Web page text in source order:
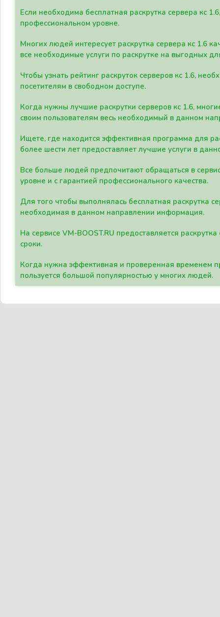
Если необходима бесплатная раскрутка сервера кс
профессиональном уровне.
Многих людей интересует раскрутка сервера кс 1.6
все необходимые услуги по раскрутке на выгодных
Чтобы узнать рейтинг раскруток серверов кс 1.6,
посетителям в свободном доступе.
Когда нужны лучшие раскрутки серверов кс 1.6,
своим пользователям весь необходимый в данном
Ищете, где находится эффективная программа для
более шести лет предоставляет лучшие услуги в
Все больше людей предпочитают обращаться в
уровне и с гарантией профессионального качества.
Для того чтобы выполнялась бесплатная раскрутка
необходимая в данном направлении информация.
На сервисе VM-BOOST.RU предоставляется
сроки.
Когда нужна эффективная и проверенная временем
пользуется большой популярностью у многих людей.